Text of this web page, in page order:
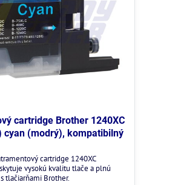
cartridge Brother 1240XC
cyan (modrý), kompatibilný
cartridge 1240XC
vysokú kvalitu tlače a plnú
tlačiarňami Brother.